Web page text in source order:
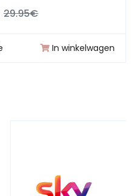
29.95€
In winkelwagen